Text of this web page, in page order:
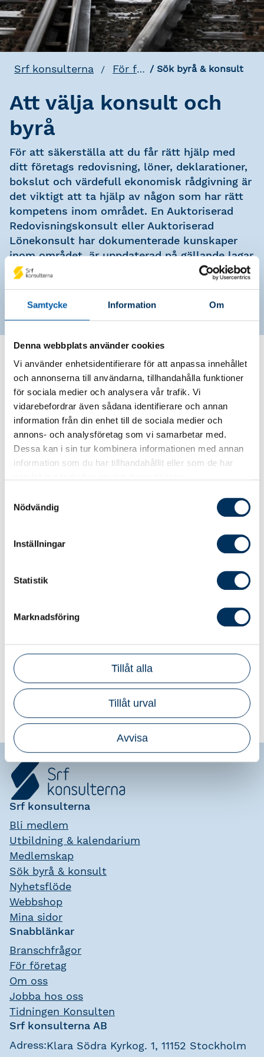
Samtycke Information Om
Denna webbplats använder cookies
Vi använder enhetsidentifierare för att anpassa innehållet
och annonserna till användarna, tillhandahålla funktioner
för sociala medier och analysera vår trafik. Vi
vidarebefordrar även sådana identifierare och annan
information från din enhet till de sociala medier och
annons- och analysföretag som vi samarbetar med.
Dessa kan i sin tur kombinera informationen med annan
information som du har tillhandahållit eller som de har
Nödvändig
Inställningar
Statistik
Marknadsföring
Tillåt alla
Tillåt urval
Avvisa
Srf konsulterna För företag Sök byrå & konsult
Att välja konsult och
byrå
För att säkerställa att du får rätt hjälp med
ditt företags redovisning, löner, deklarationer,
bokslut och värdefull ekonomisk rådgivning är
det viktigt att ta hjälp av någon som har rätt
kompetens inom området. En Auktoriserad
Redovisningskonsult eller Auktoriserad
Lönekonsult har dokumenterade kunskaper
inom området, är uppdaterad på gällande lagar
och regelverk och har flerårig erfarenhet i
yrket. En trygghet för företaget och positivt
för affärerna
Hitta din Srf Auktoriserade
konsult och rådgivare
Sök på namn
Vi har upptäckt en bugg som kan göra att vissa
konsulter, byråer och rådgivare inte syns i
sökresultaten. Vi arbetar på att fixa det och
återkommer när allt fungerar som det ska.
Tack för ditt tålamod och förståelse.
Srf konsulterna
Bli medlem
Utbildning & kalendarium
Medlemskap
Sök byrå & konsult
Nyhetsflöde
Webbshop
Mina sidor
Snabblänkar
Branschfrågor
För företag
Om oss
Jobba hos oss
Tidningen Konsulten
Srf konsulterna AB
Adress:Klara Södra Kyrkog. 1, 11152 Stockholm